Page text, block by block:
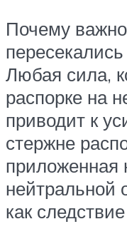
Почему
Любая сила,
распорке на
приводит к
стержне
приложенная
нейтральной
как